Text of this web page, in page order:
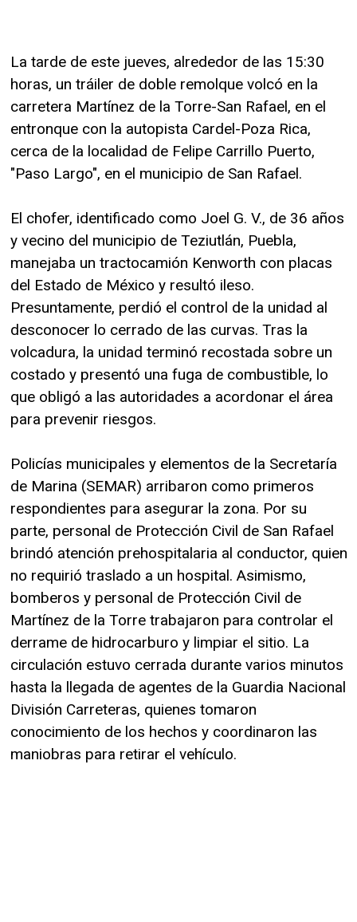
La tarde de este jueves, alrededor de las 15:30
horas, un tráiler de doble remolque volcó en la
carretera Martínez de la Torre-San Rafael, en el
entronque con la autopista Cardel-Poza Rica,
cerca de la localidad de Felipe Carrillo Puerto,
"Paso Largo", en el municipio de San Rafael.
El chofer, identificado como Joel G. V., de 36 años
y vecino del municipio de Teziutlán, Puebla,
manejaba un tractocamión Kenworth con placas
del Estado de México y resultó ileso.
Presuntamente, perdió el control de la unidad al
desconocer lo cerrado de las curvas. Tras la
volcadura, la unidad terminó recostada sobre un
costado y presentó una fuga de combustible, lo
que obligó a las autoridades a acordonar el área
para prevenir riesgos.
Policías municipales y elementos de la Secretaría
de Marina (SEMAR) arribaron como primeros
respondientes para asegurar la zona. Por su
parte, personal de Protección Civil de San Rafael
brindó atención prehospitalaria al conductor, quien
no requirió traslado a un hospital. Asimismo,
bomberos y personal de Protección Civil de
Martínez de la Torre trabajaron para controlar el
derrame de hidrocarburo y limpiar el sitio. La
circulación estuvo cerrada durante varios minutos
hasta la llegada de agentes de la Guardia Nacional
División Carreteras, quienes tomaron
conocimiento de los hechos y coordinaron las
maniobras para retirar el vehículo.